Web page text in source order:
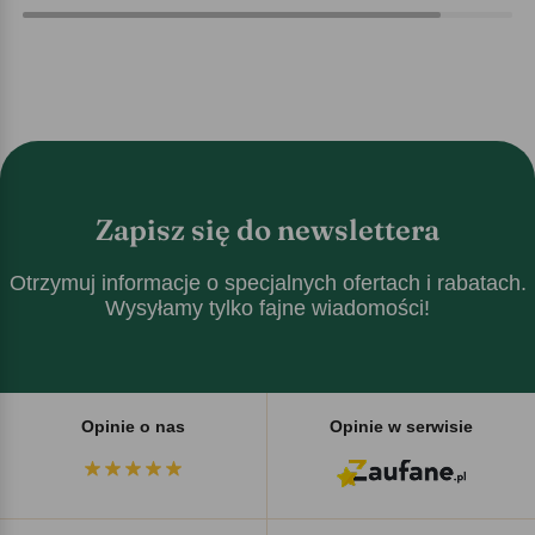
Zapisz się do newslettera
Otrzymuj informacje o specjalnych ofertach i rabatach.
Wysyłamy tylko fajne wiadomości!
Opinie o nas Opinie w serwisie